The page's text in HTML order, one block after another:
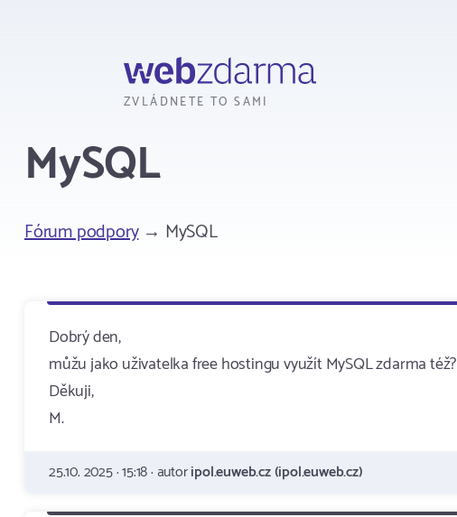
ZVLÁDNETE TO SAMI
MySQL
Fórum podpory→ MySQL
Dobrý den,
můžu jako uživatelka free hostingu využít MySQL zdarma též?
Děkuji,
M.
25.10. 2025 · 15:18 · autoripol.euweb.cz (ipol.euweb.cz)